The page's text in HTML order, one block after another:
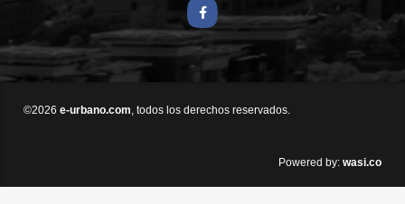
Facebook
©2026 e-urbano.com, todos los derechos reservados.
Powered by: wasi.co